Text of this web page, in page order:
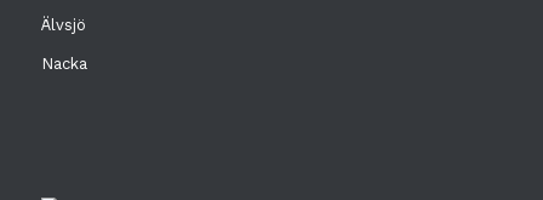
Älvsjö
Nacka